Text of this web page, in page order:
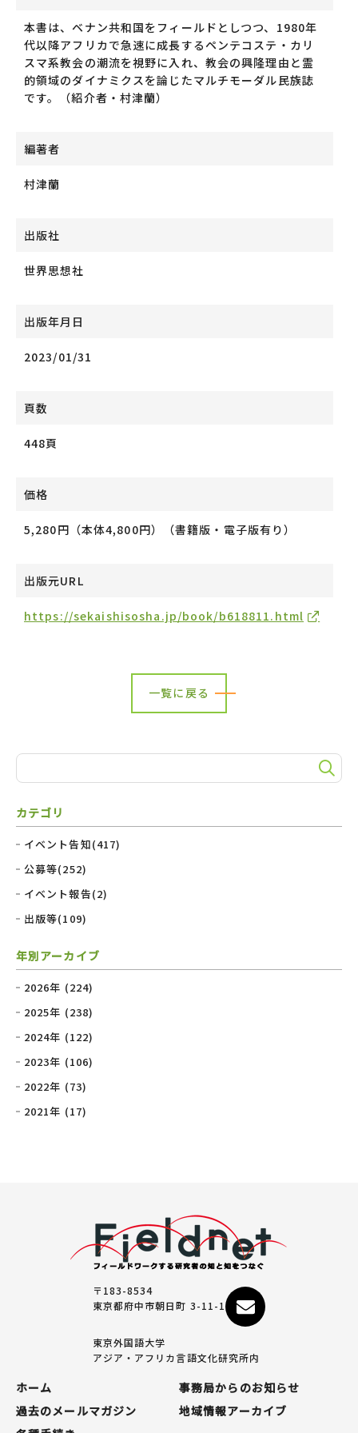
本書は、ベナン共和国をフィールドとしつつ、1980年
代以降アフリカで急速に成長するペンテコステ・カリ
スマ系教会の潮流を視野に入れ、教会の興隆理由と霊
的領域のダイナミクスを論じたマルチモーダル民族誌
です。（紹介者・村津蘭）
編著者
村津蘭
出版社
世界思想社
出版年月日
2023/01/31
頁数
448頁
価格
5,280円（本体4,800円）（書籍版・電子版有り）
出版元URL
https://sekaishisosha.jp/book/b618811.html
一覧に戻る
カテゴリ
イベント告知(417)
公募等(252)
イベント報告(2)
出版等(109)
年別アーカイブ
2026年 (224)
2025年 (238)
2024年 (122)
2023年 (106)
2022年 (73)
2021年 (17)
〒183-8534
東京都府中市朝日町 3-11-1
東京外国語大学
アジア・アフリカ言語文化研究所内
ホーム
事務局からのお知らせ
過去のメールマガジン
地域情報アーカイブ